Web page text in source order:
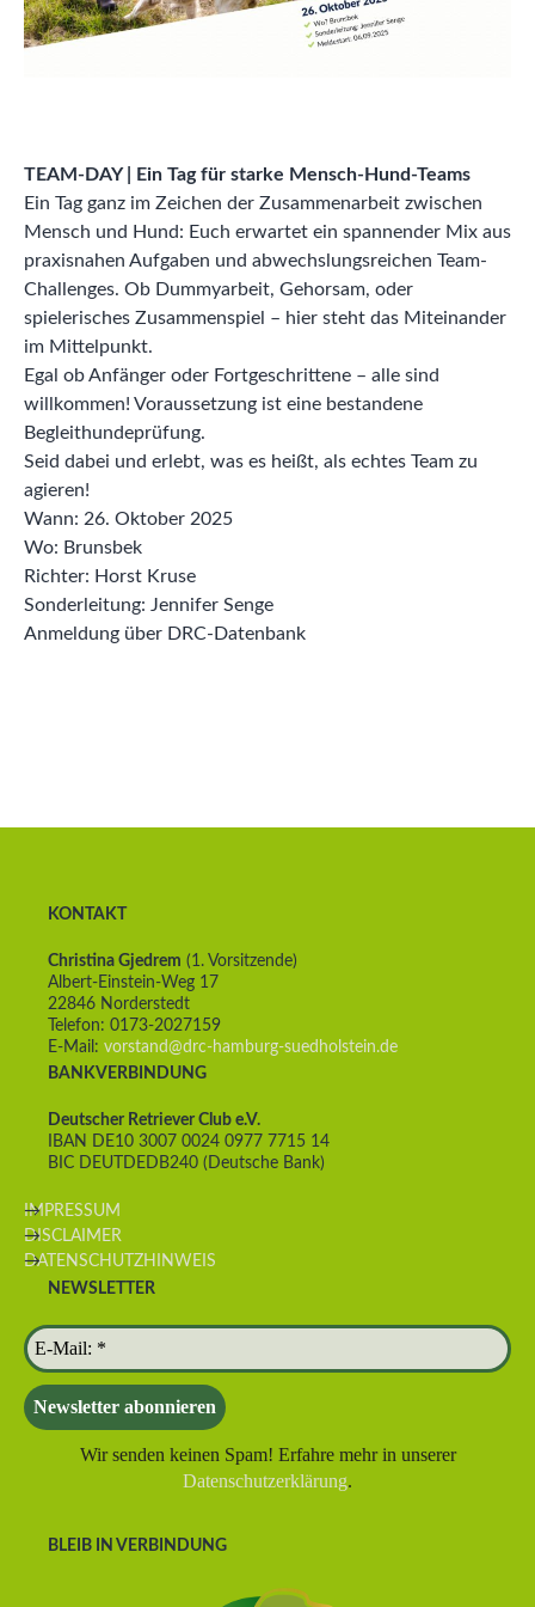
TEAM-DAY | Ein Tag für starke Mensch-Hund-Teams
Ein Tag ganz im Zeichen der Zusammenarbeit zwischen
Mensch und Hund: Euch erwartet ein spannender Mix aus
praxisnahen Aufgaben und abwechslungsreichen Team-
Challenges. Ob Dummyarbeit, Gehorsam, oder
spielerisches Zusammenspiel – hier steht das Miteinander
im Mittelpunkt.
Egal ob Anfänger oder Fortgeschrittene – alle sind
willkommen! Voraussetzung ist eine bestandene
Begleithundeprüfung.
Seid dabei und erlebt, was es heißt, als echtes Team zu
agieren!
Wann: 26. Oktober 2025
Wo: Brunsbek
Richter: Horst Kruse
Sonderleitung: Jennifer Senge
Anmeldung über DRC-Datenbank
KONTAKT
Christina Gjedrem (1. Vorsitzende)
Albert-Einstein-Weg 17
22846 Norderstedt
Telefon: 0173-2027159
E-Mail: vorstand@drc-hamburg-suedholstein.de
BANKVERBINDUNG
Deutscher Retriever Club e.V.
IBAN DE10 3007 0024 0977 7715 14
BIC DEUTDEDB240 (Deutsche Bank)
IMPRESSUM
DISCLAIMER
DATENSCHUTZHINWEIS
NEWSLETTER
Wir senden keinen Spam! Erfahre mehr in unserer
Datenschutzerklärung.
BLEIB IN VERBINDUNG